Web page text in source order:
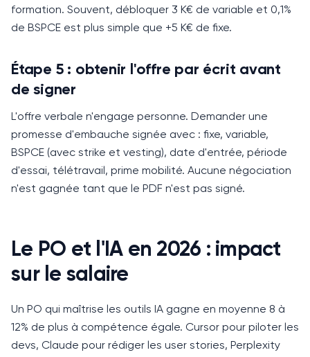
formation. Souvent, débloquer 3 K€ de variable et 0,1%
de BSPCE est plus simple que +5 K€ de fixe.
Étape 5 : obtenir l'offre par écrit avant
de signer
L'offre verbale n'engage personne. Demander une
promesse d'embauche signée avec : fixe, variable,
BSPCE (avec strike et vesting), date d'entrée, période
d'essai, télétravail, prime mobilité. Aucune négociation
n'est gagnée tant que le PDF n'est pas signé.
Le PO et l'IA en 2026 : impact
sur le salaire
Un PO qui maîtrise les outils IA gagne en moyenne 8 à
12% de plus à compétence égale. Cursor pour piloter les
devs, Claude pour rédiger les user stories, Perplexity